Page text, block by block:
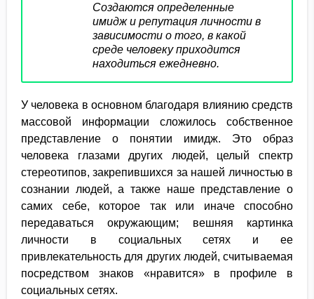
Создаются определенные
имидж и репутация личности в
зависимости о того, в какой
среде человеку приходится
находиться ежедневно.
У человека в основном благодаря влиянию средств
массовой информации сложилось собственное
представление о понятии имидж. Это образ
человека глазами других людей, целый спектр
стереотипов, закрепившихся за нашей личностью в
сознании людей, а также наше представление о
самих себе, которое так или иначе способно
передаваться окружающим; вешняя картинка
личности в социальных сетях и ее
привлекательность для других людей, считываемая
посредством знаков «нравится» в профиле в
социальных сетях.